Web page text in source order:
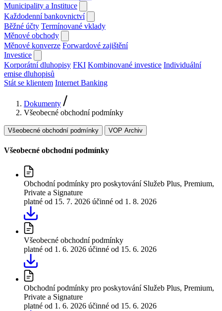
Municipality a Instituce
Každodenní bankovnictví
Běžné účty Termínované vklady
Měnové obchody
Měnové konverze Forwardové zajištění
Investice
Korporátní dluhopisy FKI Kombinované investice Individuální
emise dluhopisů
Stát se klientem Internet Banking
Dokumenty
Všeobecné obchodní podmínky
Všeobecné obchodní podmínky VOP Archiv
Všeobecné obchodní podmínky
Obchodní podmínky pro poskytování Služeb Plus, Premium,
Private a Signature
platné od 15. 7. 2026 účinné od 1. 8. 2026
Všeobecné obchodní podmínky
platné od 1. 6. 2026 účinné od 15. 6. 2026
Obchodní podmínky pro poskytování Služeb Plus, Premium,
Private a Signature
platné od 1. 6. 2026 účinné od 15. 6. 2026